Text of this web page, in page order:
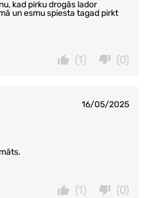
kad pirku drogās lador
un esmu spiesta tagad pirkt
(0)
(1)
16/05/2025
(0)
(1)